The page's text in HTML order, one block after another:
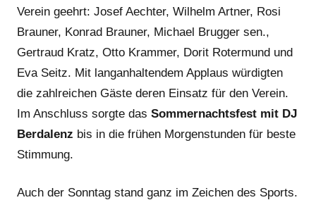
Verein geehrt: Josef Aechter, Wilhelm Artner, Rosi
Brauner, Konrad Brauner, Michael Brugger sen.,
Gertraud Kratz, Otto Krammer, Dorit Rotermund und
Eva Seitz. Mit langanhaltendem Applaus würdigten
die zahlreichen Gäste deren Einsatz für den Verein.
Im Anschluss sorgte das Sommernachtsfest mit DJ
Berdalenz bis in die frühen Morgenstunden für beste
Stimmung.
Auch der Sonntag stand ganz im Zeichen des Sports.